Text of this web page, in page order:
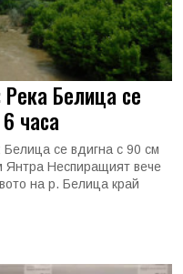
Белица се
часа
се вдигна с 90 см
Янтра Неспиращият вече
на р. Белица край